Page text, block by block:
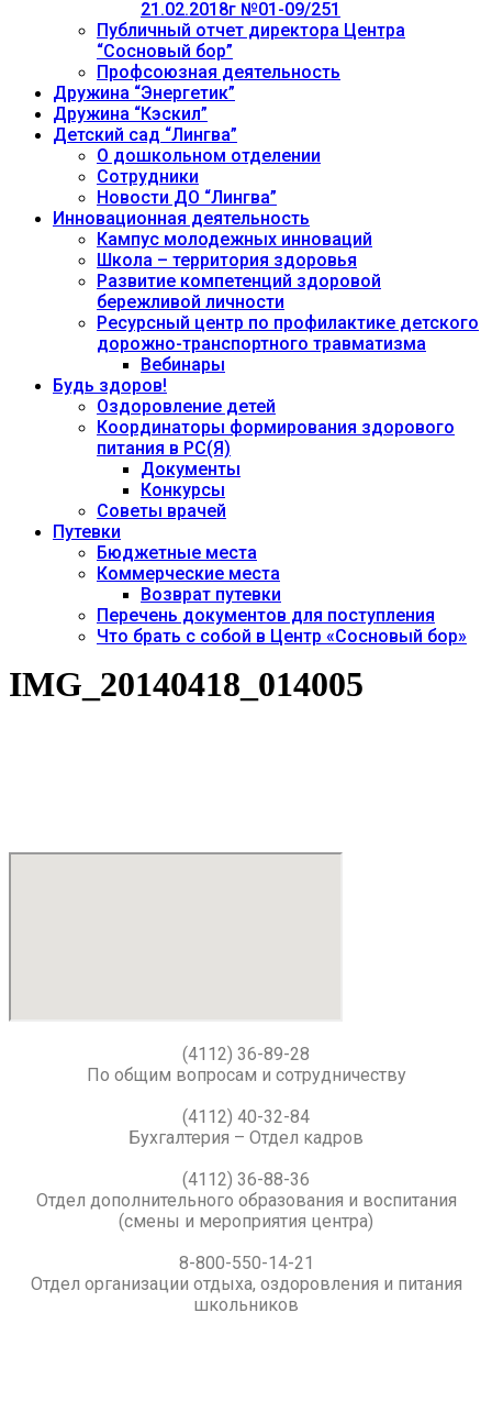
21.02.2018г №01-09/251
Публичный отчет директора Центра
“Сосновый бор”
Профсоюзная деятельность
Дружина “Энергетик”
Дружина “Кэскил”
Детский сад “Лингва”
О дошкольном отделении
Сотрудники
Новости ДО “Лингва”
Инновационная деятельность
Кампус молодежных инноваций
Школа – территория здоровья
Развитие компетенций здоровой
бережливой личности
Ресурсный центр по профилактике детского
дорожно-транспортного травматизма
Вебинары
Будь здоров!
Оздоровление детей
Координаторы формирования здорового
питания в РС(Я)
Документы
Конкурсы
Советы врачей
Путевки
Бюджетные места
Коммерческие места
Возврат путевки
Перечень документов для поступления
Что брать с собой в Центр «Сосновый бор»
IMG_20140418_014005
(4112) 36-89-28
По общим вопросам и сотрудничеству
(4112) 40-32-84
Бухгалтерия – Отдел кадров
(4112) 36-88-36
Отдел дополнительного образования и воспитания
(смены и мероприятия центра)
8-800-550-14-21
Отдел организации отдыха, оздоровления и питания
школьников